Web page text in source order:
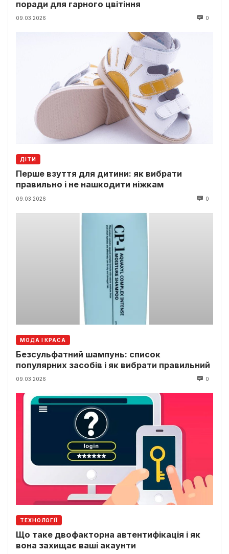
поради для гарного цвітіння
09.03.2026 0
ДІТИ
Перше взуття для дитини: як вибрати
правильно і не нашкодити ніжкам
09.03.2026 0
МОДА І КРАСА
Безсульфатний шампунь: список
популярних засобів і як вибрати правильний
09.03.2026 0
ТЕХНОЛОГІЇ
Що таке двофакторна автентифікація і як
вона захищає ваші акаунти